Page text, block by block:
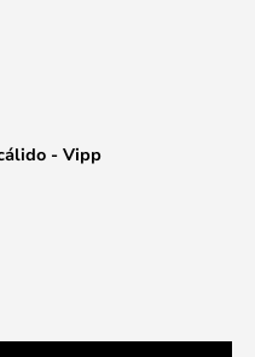
- Vipp